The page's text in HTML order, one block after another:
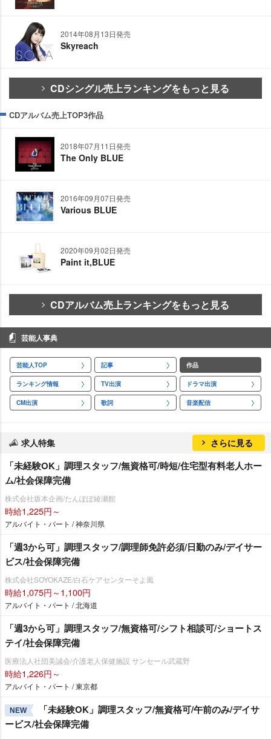
2014年08月13日発売
Skyreach
CDシングル売上ランキングをもっと見る
CDアルバム売上TOP3作品
2018年07月11日発売
The Only BLUE
2016年09月07日発売
Various BLUE
2020年09月02日発売
Paint it,BLUE
CDアルバム売上ランキングをもっと見る
芸能人事典
芸能人TOP 記事 作品
ランキング情報 TV出演 ドラマ出演
CM出演 歌詞 音楽配信
求人特集 さらに見る
「未経験OK」調理スタッフ/無資格可/時短/住宅型有料老人ホー
ム/社会保障完備
株式会社坂本企画/たんぽぽ綾瀬館
時給1,225円～
アルバイト・パート / 神奈川県
「週3から可」調理スタッフ/調理師免許必須/日勤のみ/デイサー
ビス/社会保障完備
株式会社SOYOKAZE/白石ケアセンターそよ風
時給1,075円～1,100円
アルバイト・パート / 北海道
「週3から可」調理スタッフ/無資格可/シフト相談可/ショートス
テイ/社会保障完備
医療法人社団美誠会/介護老人保健施設 サンセール武蔵野
時給1,226円～
アルバイト・パート / 東京都
NEW
「未経験OK」調理スタッフ/無資格可/午前のみ/デイサ
ービス/社会保障完備